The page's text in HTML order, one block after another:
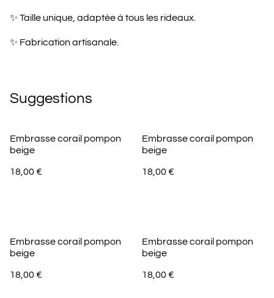
✨ Taille unique, adaptée à tous les rideaux.
✨ Fabrication artisanale.
Suggestions
Embrasse corail pompon
beige
18,00 €
Embrasse corail pompon
beige
18,00 €
Embrasse corail pompon
beige
18,00 €
Embrasse corail pompon
beige
18,00 €